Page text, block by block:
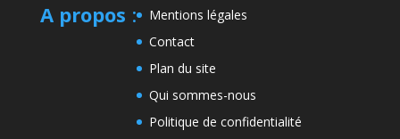
A propos :
Mentions légales
Contact
Plan du site
Qui sommes-nous
Politique de confidentialité